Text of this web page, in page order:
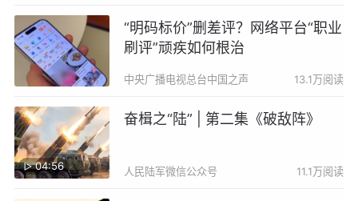
“明码标价”删差评？网络平台“职业
刷评”顽疾如何根治
中央广播电视总台中国之声 13.1万阅读
04:56
奋楫之“陆” | 第二集《破敌阵》
人民陆军微信公众号 11.1万阅读